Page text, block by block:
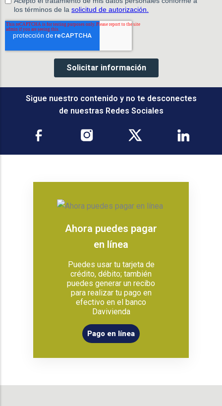
Sigue nuestro contenido y no te desconectes
de nuestras Redes Sociales
Ahora puedes pagar
en línea
Puedes usar tu tarjeta de
crédito, débito; también
puedes generar un recibo
para realizar tu pago en
efectivo en el banco
Davivienda
Pago en línea